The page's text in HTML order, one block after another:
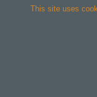
This site uses